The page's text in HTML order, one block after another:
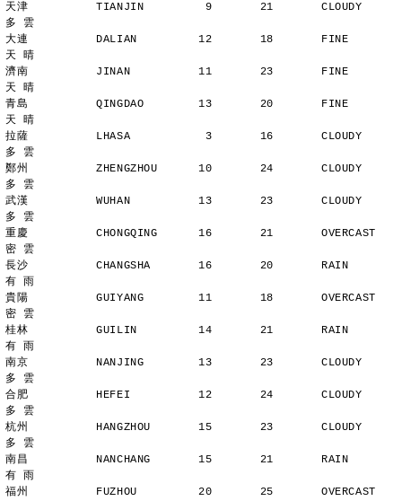
天津          TIANJIN         9       21       CLOUDY
多 雲
大連          DALIAN         12       18       FINE
天 晴
濟南          JINAN          11       23       FINE
天 晴
青島          QINGDAO        13       20       FINE
天 晴
拉薩          LHASA           3       16       CLOUDY
多 雲
鄭州          ZHENGZHOU      10       24       CLOUDY
多 雲
武漢          WUHAN          13       23       CLOUDY
多 雲
重慶          CHONGQING      16       21       OVERCAST
密 雲
長沙          CHANGSHA       16       20       RAIN
有 雨
貴陽          GUIYANG        11       18       OVERCAST
密 雲
桂林          GUILIN         14       21       RAIN
有 雨
南京          NANJING        13       23       CLOUDY
多 雲
合肥          HEFEI          12       24       CLOUDY
多 雲
杭州          HANGZHOU       15       23       CLOUDY
多 雲
南昌          NANCHANG       15       21       RAIN
有 雨
福州          FUZHOU         20       25       OVERCAST